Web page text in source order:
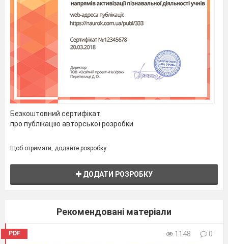
черзі грають у нападі та
гравців атакувальної
команди по черзі вбиває
Безкоштовний сертифікат
про публікацію авторської розробки
Щоб отримати, додайте розробку
ДОДАТИ РОЗРОБКУ
Рекомендовані матеріали
PDF 1148
0